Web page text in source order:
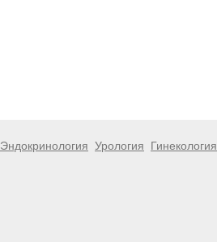
Эндокринология Урология Гинекология